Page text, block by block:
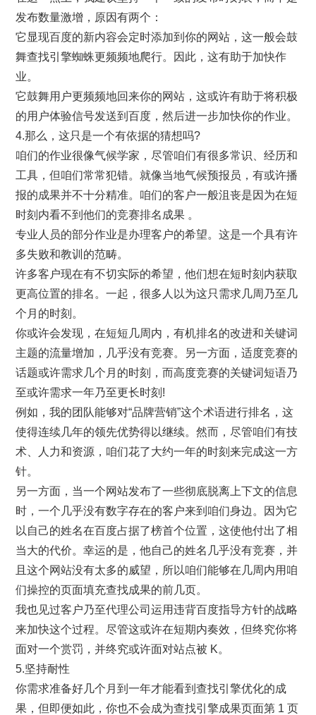
发布数量激增，原因有两个：
它显现百度的新内容会定时添加到你的网站，这一般会鼓
舞查找引擎蜘蛛更频频地爬行。因此，这有助于加快作
业。
它鼓舞用户更频频地回来你的网站，这或许有助于将积极
的用户体验信号发送到百度，然后进一步加快你的作业。
4.那么，这只是一个有依据的猜想吗?
咱们的作业很像气候学家，尽管咱们有很多常识、经历和
工具，但咱们常常犯错。就像当地气候预报员，有或许播
报的成果并不十分精准。咱们的客户一般沮丧是因为在短
时刻内看不到他们的竞赛排名成果 。
专业人员的部分作业是办理客户的希望。这是一个具有许
多失败和教训的范畴。
许多客户现在有不切实际的希望，他们想在短时刻内获取
更高位置的排名。一起，很多人以为这只需求几周乃至几
个月的时刻。
你或许会发现，在短短几周内，有机排名的改进和关键词
主题的流量增加，几乎没有竞赛。另一方面，适度竞赛的
话题或许需求几个月的时刻，而高度竞赛的关键词短语乃
至或许需求一年乃至更长时刻!
例如，我的团队能够对“品牌营销”这个术语进行排名，这
使得连续几年的领先优势得以继续。然而，尽管咱们有技
术、人力和资源，咱们花了大约一年的时刻来完成这一方
针。
另一方面，当一个网站发布了一些彻底脱离上下文的信息
时，一个几乎没有数字存在的客户来到咱们身边。因为它
以自己的姓名在百度占据了榜首个位置，这使他付出了相
当大的代价。幸运的是，他自己的姓名几乎没有竞赛，并
且这个网站没有太多的威望，所以咱们能够在几周内用咱
们操控的页面填充查找成果的前几页。
我也见过客户乃至代理公司运用违背百度指导方针的战略
来加快这个过程。尽管这或许在短期内奏效，但终究你将
面对一个赏罚，并终究或许面对站点被 K。
5.坚持耐性
你需求准备好几个月到一年才能看到查找引擎优化的成
果，但即便如此，你也不会成为查找引擎成果页面第 1 页